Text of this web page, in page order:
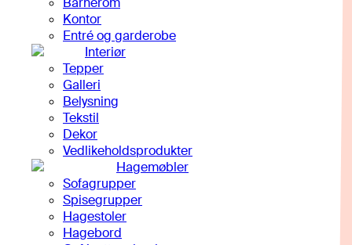
Kontor
Entré og garderobe
Interiør
Tepper
Galleri
Belysning
Tekstil
Dekor
Vedlikeholdsprodukter
Hagemøbler
Sofagrupper
Spisegrupper
Hagestoler
Hagebord